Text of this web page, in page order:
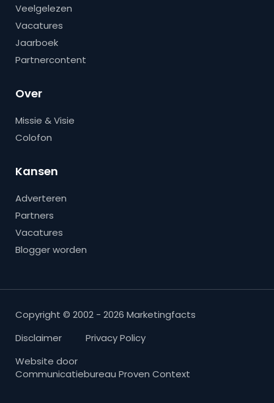
Veelgelezen
Vacatures
Jaarboek
Partnercontent
Over
Missie & Visie
Colofon
Kansen
Adverteren
Partners
Vacatures
Blogger worden
Copyright © 2002 - 2026 Marketingfacts
Disclaimer
Privacy Policy
Website door
Communicatiebureau Proven Context